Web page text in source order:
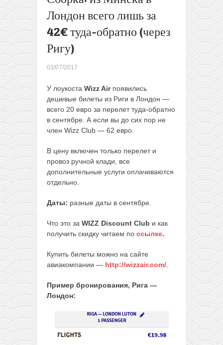
Лондон всего лишь за
42€ туда-обратно (через
Ригу)
03/07/2017
У лоукоста Wizz Airпоявились
дешевые билеты из Риги в Лондон —
всего 20 евро за перелет туда-обратно
в сентябре. А если вы до сих пор не
член Wizz Club — 62 евро.
В цену включен только перелет и
провоз ручной клади, все
дополнительные услуги оплачиваются
отдельно.
Даты: разные даты в сентябре.
Что это за WIZZ Discount Club и как
получить скидку читаем по ссылке.
Купить билеты можно на сайте
авиакомпании — http://wizzair.com/
Пример бронирования, Рига —
Лондон:
Литвы в